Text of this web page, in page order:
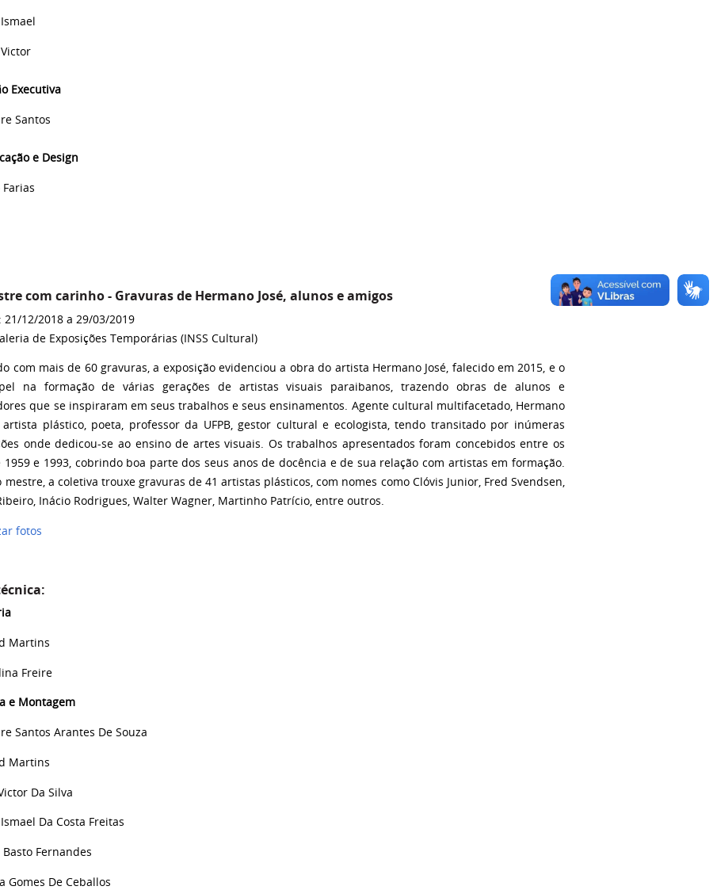
Executiva
Santos
e Design
com carinho - Gravuras de Hermano José, alunos e amigos
21/12/2018 a 29/03/2019
de Exposições Temporárias (INSS Cultural)
com mais de 60 gravuras, a exposição evidenciou a obra do artista Hermano José, falecido em 2015, e o
na formação de várias gerações de artistas visuais paraibanos, trazendo obras de alunos e
que se inspiraram em seus trabalhos e seus ensinamentos. Agente cultural multifacetado, Hermano
artista plástico, poeta, professor da UFPB, gestor cultural e ecologista, tendo transitado por inúmeras
onde dedicou-se ao ensino de artes visuais. Os trabalhos apresentados foram concebidos entre os
1959 e 1993, cobrindo boa parte dos seus anos de docência e de sua relação com artistas em formação.
mestre, a coletiva trouxe gravuras de 41 artistas plásticos, com nomes como Clóvis Junior, Fred Svendsen,
Inácio Rodrigues, Walter Wagner, Martinho Patrício, entre outros.
fotos
Martins
Freire
e Montagem
Santos Arantes De Souza
Martins
Da Silva
Da Costa Freitas
Basto Fernandes
Gomes De Ceballos